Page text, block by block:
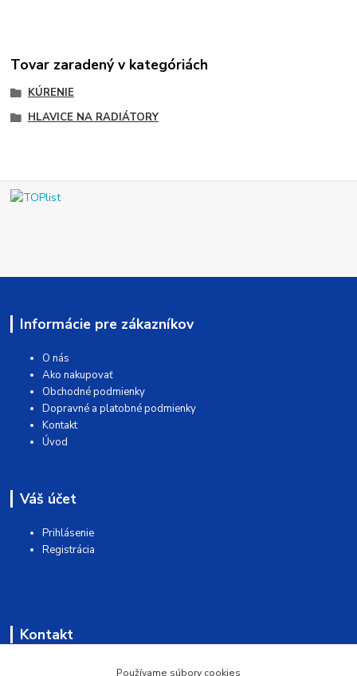
Tovar zaradený v kategóriách
KÚRENIE
HLAVICE NA RADIÁTORY
Informácie pre zákazníkov
O nás
Ako nakupovať
Obchodné podmienky
Dopravné a platobné podmienky
Kontakt
Úvod
Váš účet
Prihlásenie
Registrácia
Kontakt
Používame súbory cookies